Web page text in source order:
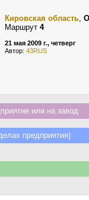
Кировская область,
Маршрут 4
21 мая 2009 г., четверг
Автор: 43RUS
или на завод
предприятия)